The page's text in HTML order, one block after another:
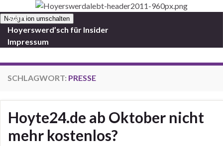
Navigation umschalten
Start
Hoyerswerd’sch für Insider
Impressum
SCHLAGWORT: PRESSE
Hoyte24.de ab Oktober nicht
mehr kostenlos?